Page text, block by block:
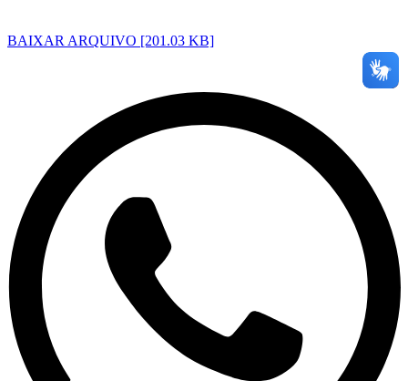
BAIXAR ARQUIVO [201.03 KB]